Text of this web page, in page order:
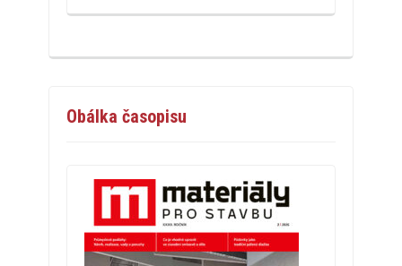
Obálka časopisu